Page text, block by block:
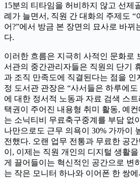
15분의 티타임을 허비하지 않고 선제
례가 늘면서, 직원 간 대화의 주제도 “
어?”에서 방금 본 장면의 묘사로 바뀌
다.
이러한 흐름은 지극히 사적인 문화로
서관의 중간관리자들은 직원의 단기
과 조직 만족도에 직결된다는 점을 인
정 도서관 관장은 “사서들은 하루에
에 대한 정서적 노동과 자료 검색 스
택권이 주어진 내용형 취미 활동, 예
는 소닉티비 무료축구중계를 부담 없
나만으로도 근무 의욕이 30% 가까이
전했다. 오랜 업무 전통과 무료한 공
이, 이제는 직원 개인의 디지털 생활
게 끌어들이는 혁신적인 공간으로 변
는 작은 모니터 하나와 이어폰 한 쌍에